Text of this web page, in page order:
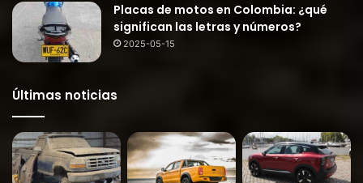
Placas de motos en Colombia: ¿qué
significan las letras y números?
2025-05-15
Últimas noticias